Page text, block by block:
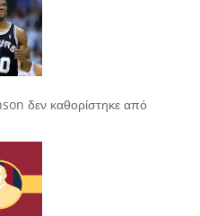
δεν καθορίστηκε από